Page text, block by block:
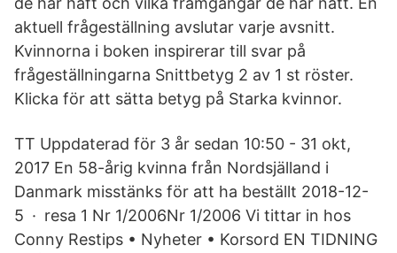
aktuell frågeställning avslutar varje avsnitt.
Kvinnorna i boken inspirerar till svar på
frågeställningarna Snittbetyg 2 av 1 st röster.
Klicka för att sätta betyg på Starka kvinnor.
TT Uppdaterad för 3 år sedan 10:50 - 31 okt,
2017 En 58-årig kvinna från Nordsjälland i
Danmark misstänks för att ha beställt 2018-12-
5 · resa 1 Nr 1/2006Nr 1/2006 Vi tittar in hos
Conny Restips • Nyheter • Korsord EN TIDNING